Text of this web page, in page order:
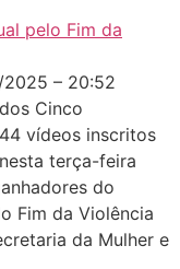
2025 – 20:52
Cinco
vídeos inscritos
terça-feira
do
Fim da Violência
da Mulher e